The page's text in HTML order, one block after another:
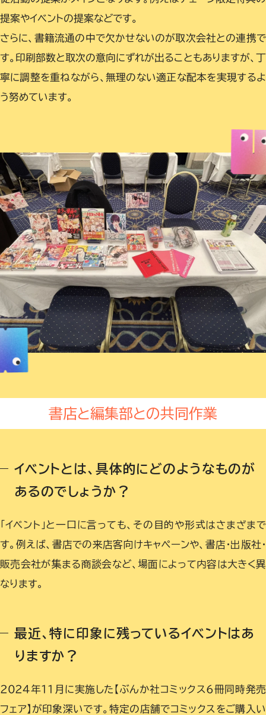
提案やイベントの提案などです。
さらに、書籍流通の中で欠かせないのが取次会社との連携で
す。印刷部数と取次の意向にずれが出ることもありますが、丁
寧に調整を重ねながら、無理のない適正な配本を実現するよ
う努めています。
書店と編集部との共同作業
イベントとは、具体的にどのようなものが
あるのでしょうか？
「イベント」と一口に言っても、その目的や形式はさまざまで
す。例えば、書店での来店客向けキャペーンや、書店・出版社・
販売会社が集まる商談会など、場面によって内容は大きく異
なります。
最近、特に印象に残っているイベントはあ
りますか？
2024年11月に実施した【ぶんか社コミックス６冊同時発売
フェア】が印象深いです。特定の店舗でコミックスをご購入い